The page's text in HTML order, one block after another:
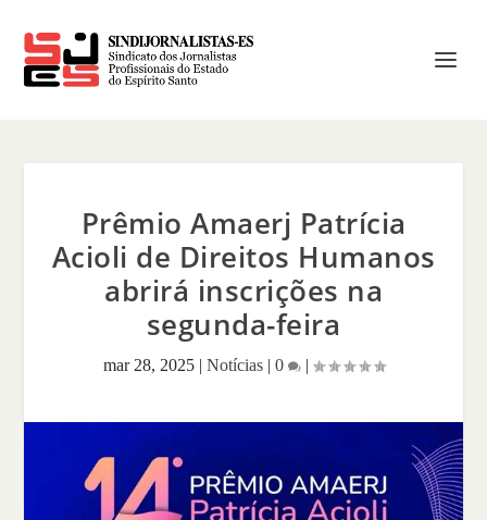
Prêmio Amaerj Patrícia
Acioli de Direitos Humanos
abrirá inscrições na
segunda-feira
mar 28, 2025| Notícias| 0 |